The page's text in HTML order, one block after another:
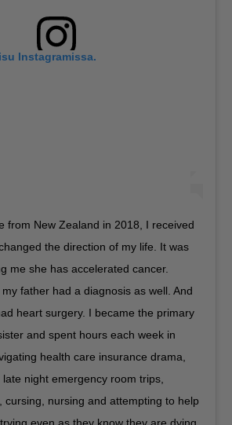
Instagramissa.
from New Zealand in 2018, I received
the direction of my life. It was
me she has accelerated cancer.
father had a diagnosis as well. And
heart surgery. I became the primary
and spent hours each week in
health care insurance drama,
night emergency room trips,
cursing, nursing and attempting to help